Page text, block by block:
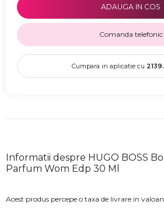
ADAUGA IN COS
Comanda telefonic
Cumpara in aplicatie cu
Informatii despre HUGO BOSS
Parfum Wom Edp 30 Ml
Acest produs percepe o taxa de livrare in